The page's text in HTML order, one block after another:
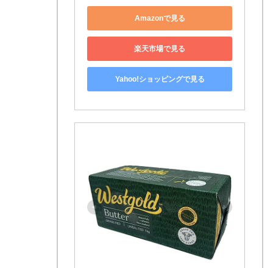
Amazonで見る
楽天市場で見る
Yahoo!ショッピングで見る